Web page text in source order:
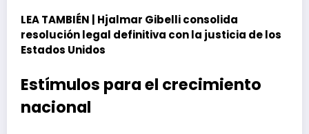
LEA TAMBIÉN | Hjalmar Gibelli consolida
resolución legal definitiva con la justicia de los
Estados Unidos
Estímulos para el crecimiento
nacional